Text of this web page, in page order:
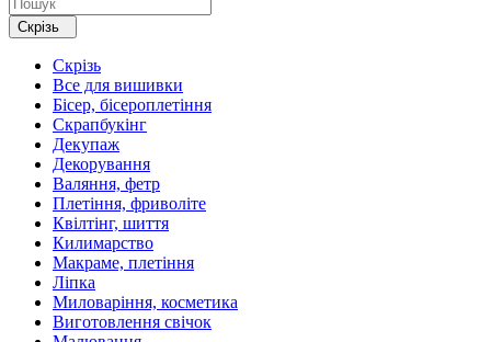
Скрізь
Скрізь
Все для вишивки
Бісер, бісероплетіння
Скрапбукінг
Декупаж
Декорування
Валяння, фетр
Плетіння, фриволіте
Квілтінг, шиття
Килимарство
Макраме, плетіння
Ліпка
Миловаріння, косметика
Виготовлення свічок